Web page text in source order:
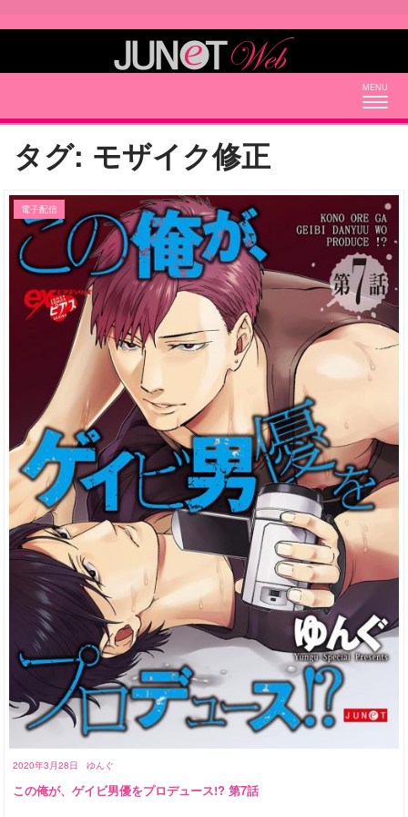
タグ: モザイク修正
2020年3月28日 ゆんぐ
電子配信
この俺が、ゲイビ男優をプロデュース!? 第7話